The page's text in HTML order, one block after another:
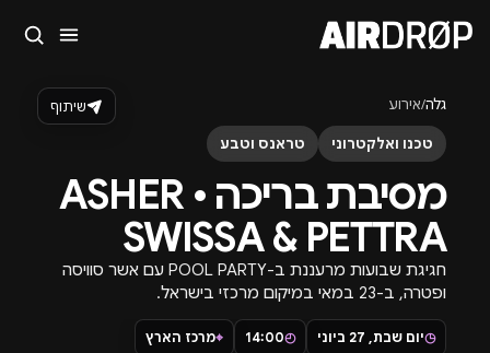
גלה/אירוע
טכנו ואלקטרוני טראנס וטבע
מסיבת בריכה • ASHER
SWISSA & PETTRA
חגיגת שבועות מרעננת ב-POOL PARTY עם אשר סוויסה
ופטרה, ב-23 במאי במיקום מרכזי בישראל.
◷יום שבת, 27 ביוני ◴
14:00
⌖מרכז הארץ
שיתוף
סגור
מה מחפשים?
🎪 פסטיבלים 🎶מועדונים ✈️